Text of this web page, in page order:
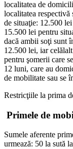
localitatea de
localitatea
de situaţie: 12.500
15.500 lei pentru
dacă ambii soţi sunt
12.500 lei, iar
pentru şomerii care
12 luni, care au
de mobilitate sau se
Restricţiile la prima
Primele de
Sumele aferente
urmează: 50 la sută